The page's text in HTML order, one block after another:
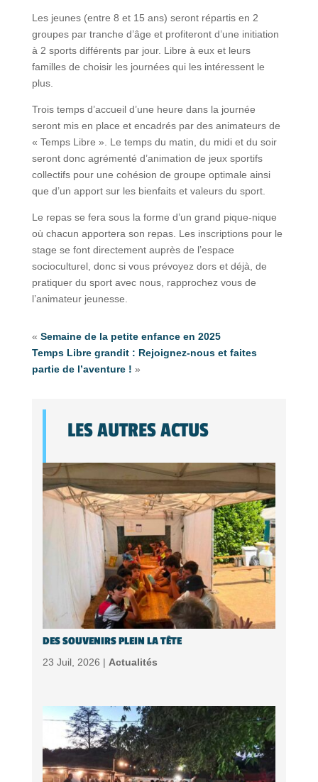
Les jeunes (entre 8 et 15 ans) seront répartis en 2
groupes par tranche d’âge et profiteront d’une initiation
à 2 sports différents par jour. Libre à eux et leurs
familles de choisir les journées qui les intéressent le
plus.
Trois temps d’accueil d’une heure dans la journée
seront mis en place et encadrés par des animateurs de
« Temps Libre ». Le temps du matin, du midi et du soir
seront donc agrémenté d’animation de jeux sportifs
collectifs pour une cohésion de groupe optimale ainsi
que d’un apport sur les bienfaits et valeurs du sport.
Le repas se fera sous la forme d’un grand pique-nique
où chacun apportera son repas. Les inscriptions pour le
stage se font directement auprès de l’espace
socioculturel, donc si vous prévoyez dors et déjà, de
pratiquer du sport avec nous, rapprochez vous de
l’animateur jeunesse.
« Semaine de la petite enfance en 2025
Temps Libre grandit : Rejoignez-nous et faites
partie de l’aventure ! »
LES AUTRES ACTUS
DES SOUVENIRS PLEIN LA TÊTE
23 Juil, 2026 | Actualités